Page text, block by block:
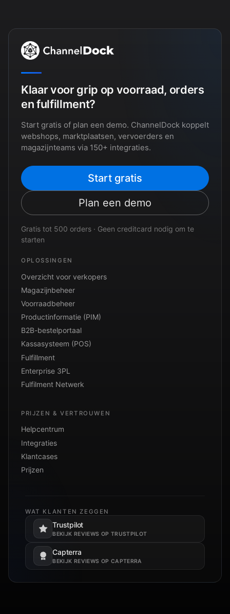
Klaar voor grip op voorraad, orders
en fulfillment?
Start gratis of plan een demo. ChannelDock koppelt
webshops, marktplaatsen, vervoerders en
magazijnteams via 150+ integraties.
Start gratis
Plan een demo
Gratis tot 500 orders · Geen creditcard nodig om te
starten
OPLOSSINGEN
Overzicht voor verkopers
Magazijnbeheer
Voorraadbeheer
Productinformatie (PIM)
B2B-bestelportaal
Kassasysteem (POS)
Fulfillment
Enterprise 3PL
Fulfilment Netwerk
PRIJZEN & VERTROUWEN
Helpcentrum
Integraties
Klantcases
Prijzen
WAT KLANTEN ZEGGEN
Trustpilot
BEKIJK REVIEWS OP TRUSTPILOT
Opent in een nieuw tabblad.
Capterra
BEKIJK REVIEWS OP CAPTERRA
Opent in een nieuw tabblad.